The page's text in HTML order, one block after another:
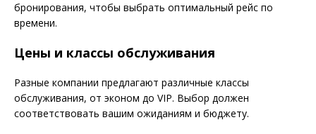
бронирования, чтобы выбрать оптимальный рейс по
времени.
Цены и классы обслуживания
Разные компании предлагают различные классы
обслуживания, от эконом до VIP. Выбор должен
соответствовать вашим ожиданиям и бюджету.